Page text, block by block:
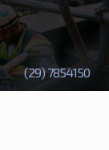
(29) 7854150